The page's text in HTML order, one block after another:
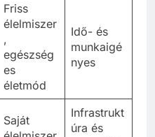
Friss
élelmiszer
,
egészség
es
életmód
Idő- és
munkaigé
nyes
Saját
Infrastrukt
úra és